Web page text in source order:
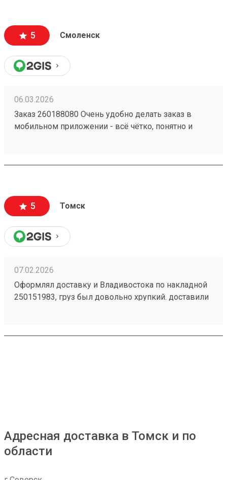
5 Смоленск
06.03.2026
Заказ 260188080 Очень удобно делать заказ в
мобильном приложении - всё чётко, понятно и
сразу видна сумма на оплату. В обозначенное
делается и оплата. Очень удобно и комфортно! А за
бонусную программу - отдельное спасибо!
5 Томск
07.02.2026
Оформлял доставку и Владивостока по накладной
250151983, груз был довольно хрупкий. доставили
Адресная доставка в Томск и по
области